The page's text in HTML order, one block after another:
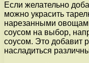
Если желательно
можно украсить
нарезанными
соусом на выбор,
соусом. Это добавит
насладиться